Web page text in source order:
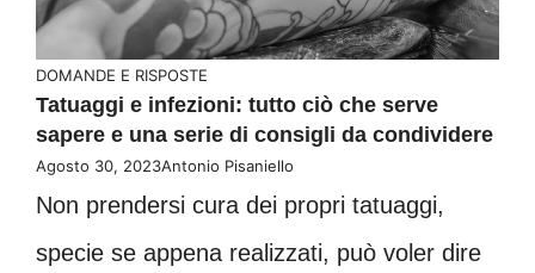
DOMANDE E RISPOSTE
Tatuaggi e infezioni: tutto ciò che serve
sapere e una serie di consigli da condividere
Agosto 30, 2023Antonio Pisaniello
Non prendersi cura dei propri tatuaggi,
specie se appena realizzati, può voler dire